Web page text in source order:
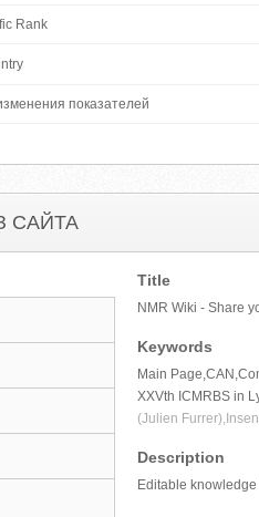
Rank
показателей
САЙТА
Title
NMR Wiki - Share
Keywords
Main
XXVth ICMRBS in
(Julien
Description
Editable